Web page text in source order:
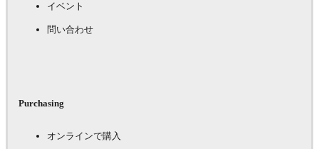
イベント
問い合わせ
Purchasing
オンラインで購入